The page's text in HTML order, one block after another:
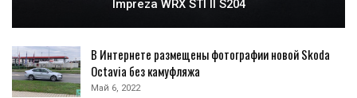
Impreza WRX STI II S204
В Интернете размещены фотографии новой Skoda
Octavia без камуфляжа
Май 6, 2022